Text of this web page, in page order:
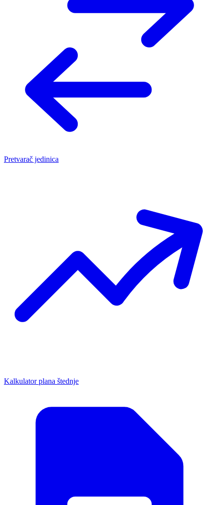
Pretvarač jedinica
Kalkulator plana štednje